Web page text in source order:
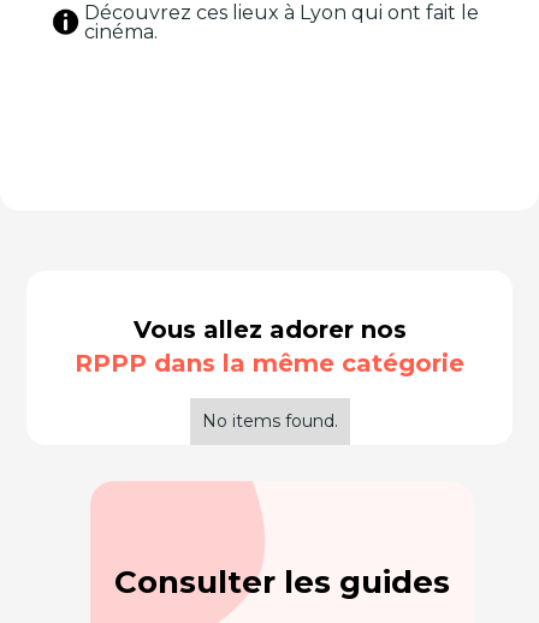
Découvrez ces lieux à Lyon qui ont fait le
cinéma.
Vous allez adorer nos
RPPP dans la même catégorie
No items found.
Consulter les guides